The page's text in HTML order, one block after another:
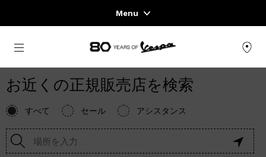
Menu
Home
スクーターページ
ウェア＆ライフスタイル
メインコンテンツへ